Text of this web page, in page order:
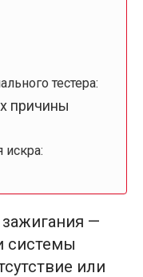
тестера:
причины
искра:
—
системы
или